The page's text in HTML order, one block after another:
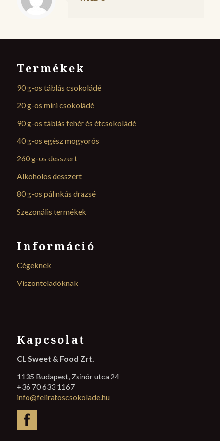
Termékek
90 g-os táblás csokoládé
20 g-os mini csokoládé
90 g-os táblás fehér és étcsokoládé
40 g-os egész mogyorós
260 g-os desszert
Alkoholos desszert
80 g-os pálinkás drazsé
Szezonális termékek
Információ
Cégeknek
Viszonteladóknak
Kapcsolat
CL Sweet & Food Zrt.
1135 Budapest, Zsinór utca 24
+36 70 633 1167
info@feliratoscsokolade.hu